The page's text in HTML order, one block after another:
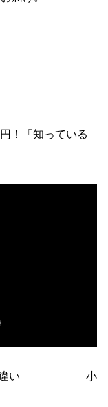
！「知っている
収入の違い 小